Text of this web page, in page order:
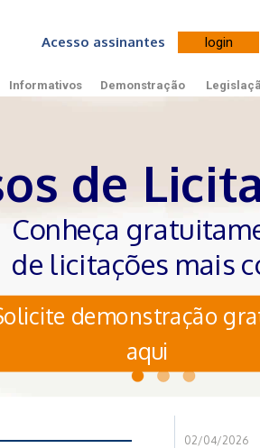
Acesso assinantes
Informativos Demonstração
de
Conheça
de licitações mais
demonstração
aqui
02/04/2026